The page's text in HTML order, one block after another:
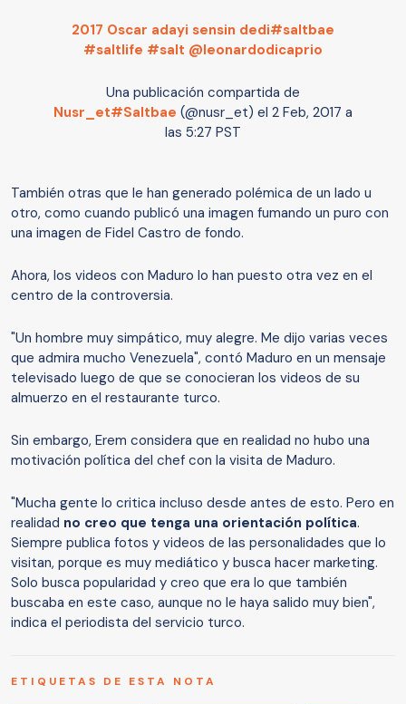
2017 Oscar adayi sensin dedi#saltbae
#saltlife #salt @leonardodicaprio
Una publicación compartida de
Nusr_et#Saltbae (@nusr_et) el 2 Feb, 2017 a
las 5:27 PST
También otras que le han generado polémica de un lado u
otro, como cuando publicó una imagen fumando un puro con
una imagen de Fidel Castro de fondo.
Ahora, los videos con Maduro lo han puesto otra vez en el
centro de la controversia.
"Un hombre muy simpático, muy alegre. Me dijo varias veces
que admira mucho Venezuela", contó Maduro en un mensaje
televisado luego de que se conocieran los videos de su
almuerzo en el restaurante turco.
Sin embargo, Erem considera que en realidad no hubo una
motivación política del chef con la visita de Maduro.
"Mucha gente lo critica incluso desde antes de esto. Pero en
realidad no creo que tenga una orientación política.
Siempre publica fotos y videos de las personalidades que lo
visitan, porque es muy mediático y busca hacer marketing.
Solo busca popularidad y creo que era lo que también
buscaba en este caso, aunque no le haya salido muy bien",
indica el periodista del servicio turco.
ETIQUETAS DE ESTA NOTA